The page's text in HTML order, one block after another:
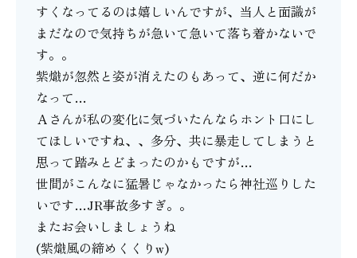
すくなってるのは嬉しいんですが、当人と面識が
まだなので気持ちが急いて急いて落ち着かないで
す。。
紫熾が忽然と姿が消えたのもあって、逆に何だか
なって…
Ａさんが私の変化に気づいたんならホント口にし
てほしいですね、、多分、共に暴走してしまうと
思って踏みとどまったのかもですが…
世間がこんなに猛暑じゃなかったら神社巡りした
いです…JR事故多すぎ。。
またお会いしましょうね
(紫熾風の締めくくりw)